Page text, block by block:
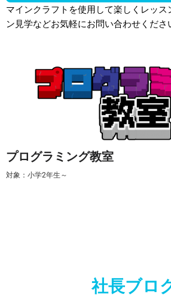
マインクラフトを使用して楽しくレッス
ン見学などお気軽にお問い合わせくださ
プログラミング教室
対象：小学2年生～
社長ブロ